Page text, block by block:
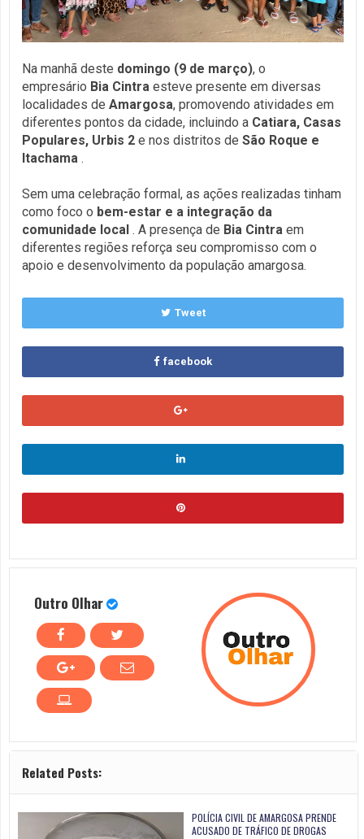
Na manhã deste domingo (9 de março), o
empresário Bia Cintra esteve presente em diversas
localidades de Amargosa, promovendo atividades em
diferentes pontos da cidade, incluindo a Catiara, Casas
Populares, Urbis 2 e nos distritos de São Roque e
Itachama .
Sem uma celebração formal, as ações realizadas tinham
como foco o bem-estar e a integração da
comunidade local . A presença de Bia Cintra em
diferentes regiões reforça seu compromisso com o
apoio e desenvolvimento da população amargosa.
Tweet
facebook
Outro Olhar
Related Posts:
POLÍCIA CIVIL DE AMARGOSA PRENDE
ACUSADO DE TRÁFICO DE DROGAS